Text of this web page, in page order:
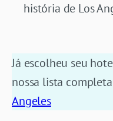
história de Los
Já escolheu seu
nossa lista
Angeles